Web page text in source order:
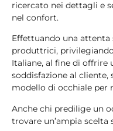
ricercato nei dettagli e
nel confort.
Effettuando una attenta
produttrici,
Italiane, al fine di offrire
soddisfazione al cliente,
modello di occhiale per
Anche chi predilige un
trovare un’ampia scelta